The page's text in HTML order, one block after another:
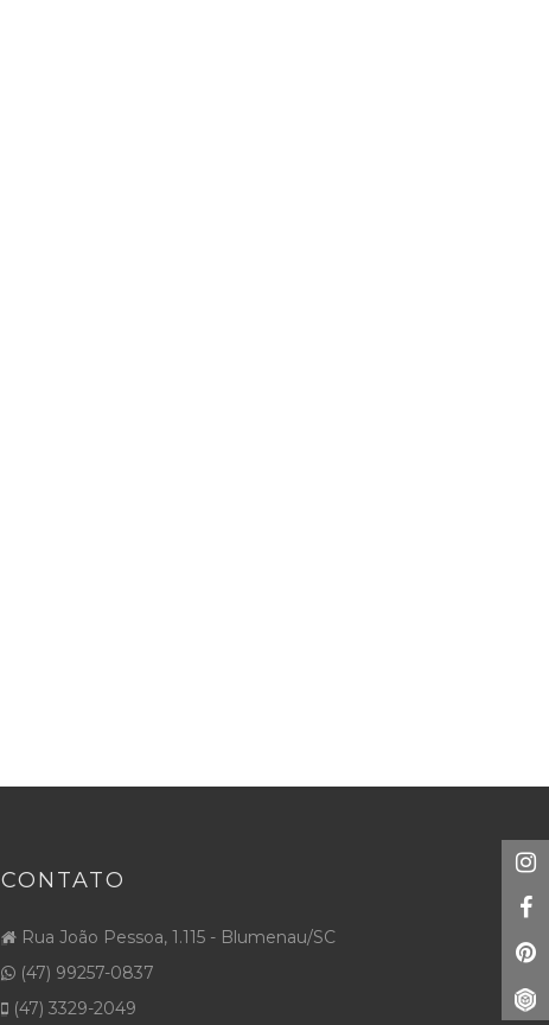
CONTATO
Rua João Pessoa, 1.115 - Blumenau/SC
(47) 99257-0837
(47) 3329-2049